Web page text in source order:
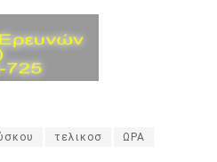
τελικοσ ΩΡΑ